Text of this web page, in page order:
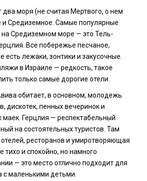
моря (не считая Мертвого, о нем
Средиземное. Самые популярные
Средиземном море — это Тель-
Все побережье песчаное,
есть лежаки, зонтики и закусочные.
в Израиле — редкость, такое
только самые дорогие отели.
обитает, в основном, молодежь.
дискотек, пенных вечеринок и
маек. Герцлия — респектабельный
на состоятельных туристов. Там
ресторанов и умиротворяющая
тихо и спокойно, но намного
— это место отлично подходит для
с маленькими детьми.